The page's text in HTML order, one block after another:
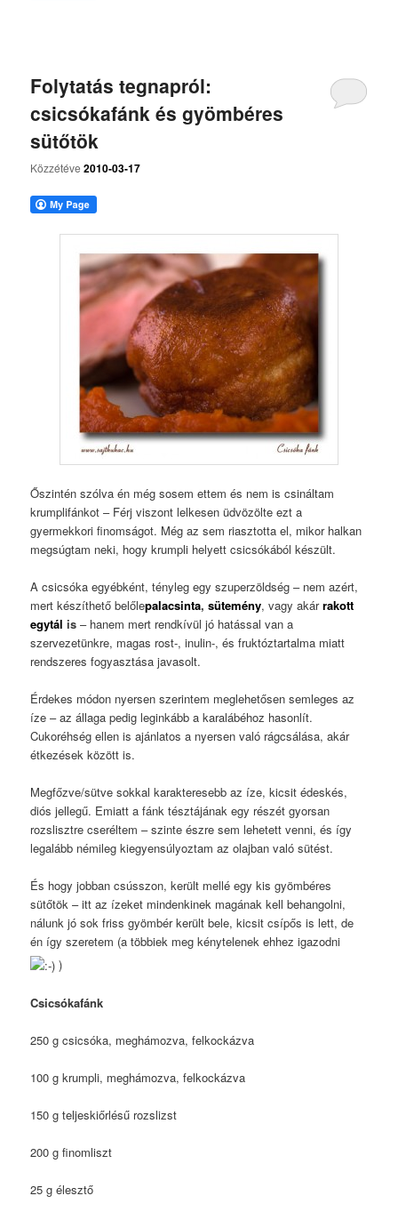
Folytatás tegnapról:
csicsókafánk és gyömbéres
sütőtök
Közzétéve2010-03-17
Őszintén szólva én még sosem ettem és nem is csináltam
krumplifánkot – Férj viszont lelkesen üdvözölte ezt a
gyermekkori finomságot. Még az sem riasztotta el, mikor halkan
megsúgtam neki, hogy krumpli helyett csicsókából készült.
A csicsóka egyébként, tényleg egy szuperzöldség – nem azért,
mert készíthető belőlepalacsinta,sütemény, vagy akárrakott
egytál is– hanem mert rendkívül jó hatással van a
szervezetünkre, magas rost-, inulin-, és fruktóztartalma miatt
rendszeres fogyasztása javasolt.
Érdekes módon nyersen szerintem meglehetősen semleges az
íze – az állaga pedig leginkább a karalábéhoz hasonlít.
Cukoréhség ellen is ajánlatos a nyersen való rágcsálása, akár
étkezések között is.
Megfőzve/sütve sokkal karakteresebb az íze, kicsit édeskés,
diós jellegű. Emiatt a fánk tésztájának egy részét gyorsan
rozslisztre cseréltem – szinte észre sem lehetett venni, és így
legalább némileg kiegyensúlyoztam az olajban való sütést.
És hogy jobban csússzon, került mellé egy kis gyömbéres
sütőtök – itt az ízeket mindenkinek magának kell behangolni,
nálunk jó sok friss gyömbér került bele, kicsit csípős is lett, de
én így szeretem (a többiek meg kénytelenek ehhez igazodni
)
Csicsókafánk
250 g csicsóka, meghámozva, felkockázva
100 g krumpli, meghámozva, felkockázva
150 g teljeskiőrlésű rozslizst
200 g finomliszt
25 g élesztő